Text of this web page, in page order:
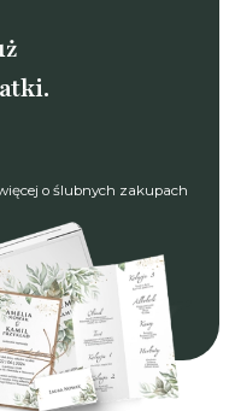
o ślubnych zakupach